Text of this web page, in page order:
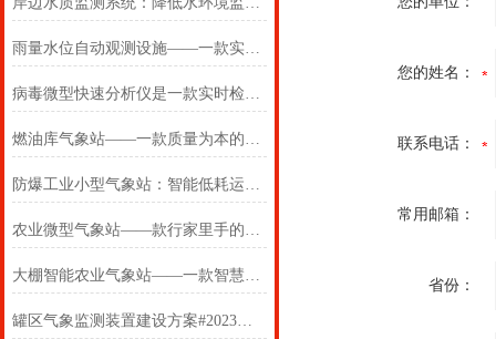
雨量水位自动观测设施——一款实时预警的自动雨量水位监测站
病毒微型快速分析仪是一款实时检测的病毒小型PCR检测仪
燃油库气象站——一款质量为本的油库化工厂一体式气象站
防爆工业小型气象站：智能低耗运维，降低工业安全监测管理成本
农业微型气象站——款行家里手的智能微型气象站#2022已更新
大棚智能农业气象站——一款智慧物联的农业气象观察仪器#2023已更新
罐区气象监测装置建设方案#2023已更新
您的姓名：
联系电话：
常用邮箱：
省份：